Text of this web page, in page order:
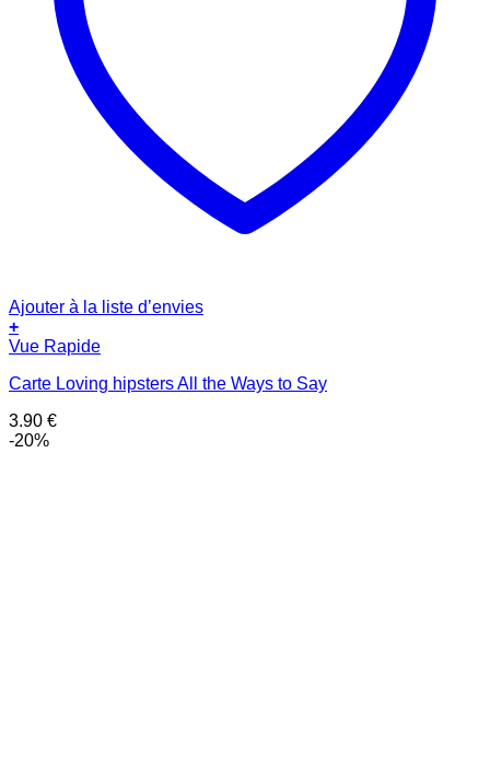
Ajouter à la liste d’envies
+
Vue Rapide
Carte Loving hipsters All the Ways to Say
3.90 €
-20%